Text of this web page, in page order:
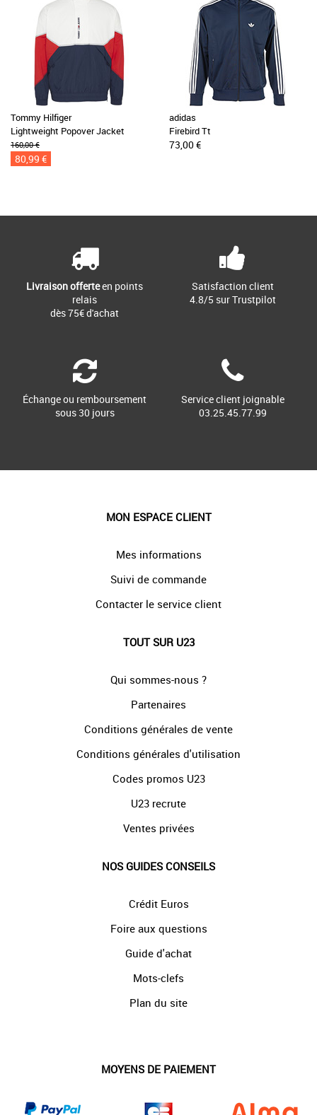
Tommy Hilfiger
Lightweight Popover Jacket
160,00 €
80,99 €
adidas
Firebird Tt
73,00 €
Livraison offerteen points
relais
dès 75€ d'achat
Satisfaction client
4.8/5 sur Trustpilot
Échange ou remboursement
sous 30 jours
Service client joignable
03.25.45.77.99
MON ESPACE CLIENT
Mes informations
Suivi de commande
Contacter le service client
TOUT SUR U23
Qui sommes-nous ?
Partenaires
Conditions générales de vente
Conditions générales d'utilisation
Codes promos U23
U23 recrute
Ventes privées
NOS GUIDES CONSEILS
Crédit Euros
Foire aux questions
Guide d'achat
Mots-clefs
Plan du site
MOYENS DE PAIEMENT